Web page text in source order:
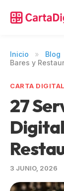
Como
Inicio » Blog
Bares y
CARTA
27
3 JUNIO, 2026